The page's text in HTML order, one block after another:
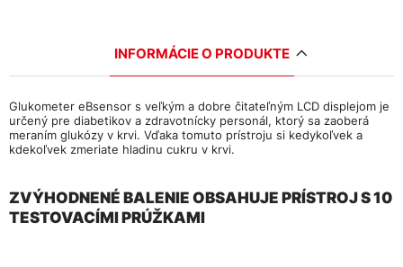
INFORMÁCIE O PRODUKTE
Glukometer eBsensor s veľkým a dobre čitateľným LCD displejom je
určený pre diabetikov a zdravotnícky personál, ktorý sa zaoberá
meraním glukózy v krvi. Vďaka tomuto prístroju si kedykoľvek a
kdekoľvek zmeriate hladinu cukru v krvi.
ZVÝHODNENÉ BALENIE OBSAHUJE PRÍSTROJ S 10
TESTOVACÍMI PRÚŽKAMI